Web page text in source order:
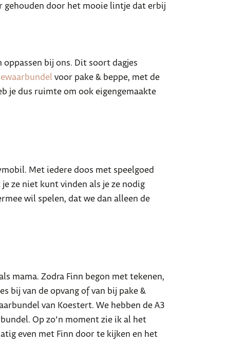
gehouden door het mooie lintje dat erbij
oppassen bij ons. Dit soort dagjes
voor pake & beppe, met de
je dus ruimte om ook eigengemaakte
Met iedere doos met speelgoed
ze niet kunt vinden als je ze nodig
wil spelen, dat we dan alleen de
mama. Zodra Finn begon met tekenen,
bij van de opvang of van bij pake &
van Koestert. We hebben de A3
Op zo’n moment zie ik al het
even met Finn door te kijken en het